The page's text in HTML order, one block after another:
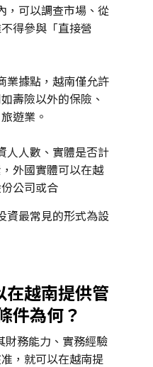
可以調查市場、從
得參與「直接營
據點，越南僅允許
壽險以外的保險、
遊業。
人數、實體是否計
外國實體可以在越
公司或合
最常見的形式為設
越南提供管
件為何？
財務能力、實務經驗
，就可以在越南提